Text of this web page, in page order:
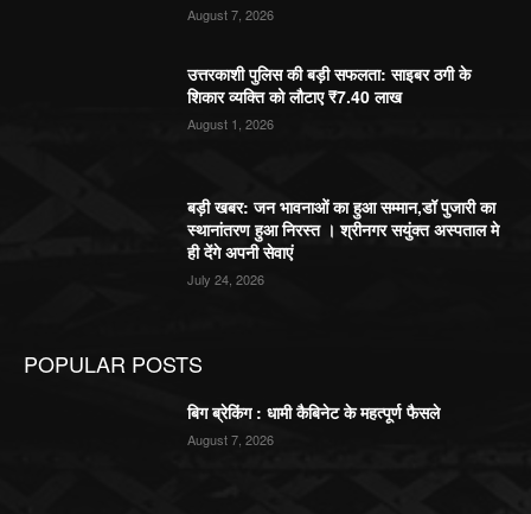
August 7, 2026
उत्तरकाशी पुलिस की बड़ी सफलता: साइबर ठगी के
शिकार व्यक्ति को लौटाए ₹7.40 लाख
August 1, 2026
बड़ी खबर: जन भावनाओं का हुआ सम्मान,डॉ पुजारी का
स्थानांतरण हुआ निरस्त । श्रीनगर सयुंक्त अस्पताल मे
ही देंगे अपनी सेवाएं
July 24, 2026
POPULAR POSTS
बिग ब्रेकिंग : धामी कैबिनेट के महत्पूर्ण फैसले
August 7, 2026